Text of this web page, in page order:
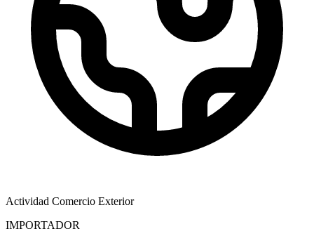
Actividad Comercio Exterior
IMPORTADOR